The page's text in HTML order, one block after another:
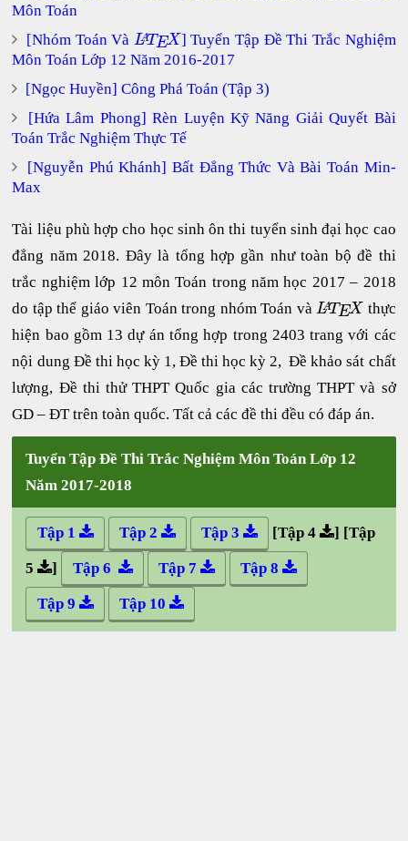
Môn Toán
[Nhóm Toán Và LATEX] Tuyển Tập Đề Thi Trắc Nghiệm
Môn Toán Lớp 12 Năm 2016-2017
[Ngọc Huyền] Công Phá Toán (Tập 3)
[Hứa Lâm Phong] Rèn Luyện Kỹ Năng Giải Quyết Bài
Toán Trắc Nghiệm Thực Tế
[Nguyễn Phú Khánh] Bất Đẳng Thức Và Bài Toán Min-
Max
Tài liệu phù hợp cho học sinh ôn thi tuyển sinh đại học cao
đẳng năm 2018. Đây là tổng hợp gần như toàn bộ đề thi
trắc nghiệm lớp 12 môn Toán trong năm học 2017 – 2018
do tập thể giáo viên Toán trong nhóm Toán và LATEX thực
hiện bao gồm 13 dự án tổng hợp trong 2403 trang với các
nội dung Đề thi học kỳ 1, Đề thi học kỳ 2, Đề khảo sát chất
lượng, Đề thi thử THPT Quốc gia các trường THPT và sở
GD – ĐT trên toàn quốc. Tất cả các đề thi đều có đáp án.
Tuyển Tập Đề Thi Trắc Nghiệm Môn Toán Lớp 12
Năm 2017-2018
Tập 1 Tập 2 Tập 3 [Tập 4 ] [Tập
5 ] Tập 6 Tập 7 Tập 8
Tập 9 Tập 10